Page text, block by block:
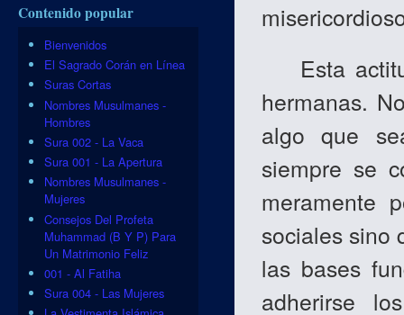
Esta
hermanas.
algo que
siempre se
meramente
sociales sino
las bases
adherirse
Contenido popular
Bienvenidos
El Sagrado Corán en Línea
Suras Cortas
Nombres Musulmanes -
Hombres
Sura 002 - La Vaca
Sura 001 - La Apertura
Nombres Musulmanes -
Mujeres
Consejos Del Profeta
Muhammad (B Y P) Para
Un Matrimonio Feliz
001 - Al Fatiha
Sura 004 - Las Mujeres